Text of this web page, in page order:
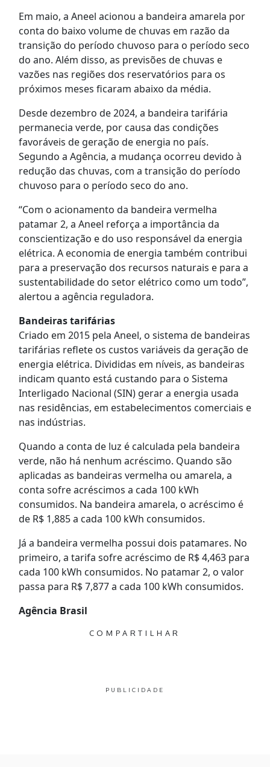
Em maio, a Aneel acionou a bandeira amarela por
conta do baixo volume de chuvas em razão da
transição do período chuvoso para o período seco
do ano. Além disso, as previsões de chuvas e
vazões nas regiões dos reservatórios para os
próximos meses ficaram abaixo da média.
Desde dezembro de 2024, a bandeira tarifária
permanecia verde, por causa das condições
favoráveis de geração de energia no país.
Segundo a Agência, a mudança ocorreu devido à
redução das chuvas, com a transição do período
chuvoso para o período seco do ano.
“Com o acionamento da bandeira vermelha
patamar 2, a Aneel reforça a importância da
conscientização e do uso responsável da energia
elétrica. A economia de energia também contribui
para a preservação dos recursos naturais e para a
sustentabilidade do setor elétrico como um todo”,
alertou a agência reguladora.
Bandeiras tarifárias
Criado em 2015 pela Aneel, o sistema de bandeiras
tarifárias reflete os custos variáveis da geração de
energia elétrica. Divididas em níveis, as bandeiras
indicam quanto está custando para o Sistema
Interligado Nacional (SIN) gerar a energia usada
nas residências, em estabelecimentos comerciais e
nas indústrias.
Quando a conta de luz é calculada pela bandeira
verde, não há nenhum acréscimo. Quando são
aplicadas as bandeiras vermelha ou amarela, a
conta sofre acréscimos a cada 100 kWh
consumidos. Na bandeira amarela, o acréscimo é
de R$ 1,885 a cada 100 kWh consumidos.
Já a bandeira vermelha possui dois patamares. No
primeiro, a tarifa sofre acréscimo de R$ 4,463 para
cada 100 kWh consumidos. No patamar 2, o valor
passa para R$ 7,877 a cada 100 kWh consumidos.
Agência Brasil
COMPARTILHAR
PUBLICIDADE